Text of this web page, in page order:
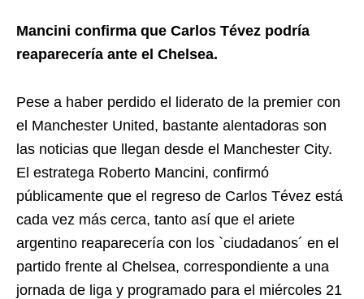
Mancini confirma que Carlos Tévez podría
reaparecería ante el Chelsea.
Pese a haber perdido el liderato de la premier con
el Manchester United, bastante alentadoras son
las noticias que llegan desde el Manchester City.
El estratega Roberto Mancini, confirmó
públicamente que el regreso de Carlos Tévez está
cada vez más cerca, tanto así que el ariete
argentino reaparecería con los `ciudadanos´ en el
partido frente al Chelsea, correspondiente a una
jornada de liga y programado para el miércoles 21